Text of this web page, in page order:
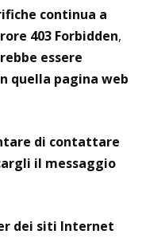
continua a
403 Forbidden,
essere
quella pagina web
di contattare
il messaggio
dei siti Internet